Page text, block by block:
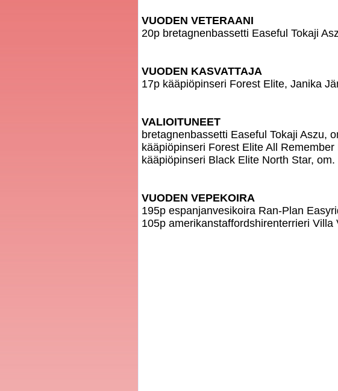
VUODEN VETERAANI
20p bretagnenbassetti Easeful Tokaji
VUODEN KASVATTAJA
17p kääpiöpinseri Forest Elite, Janika
VALIOITUNEET
bretagnenbassetti Easeful Tokaji Aszu,
kääpiöpinseri Forest Elite All
kääpiöpinseri Black Elite North Star,
VUODEN VEPEKOIRA
195p espanjanvesikoira Ran-Plan
105p amerikanstaffordshirenterrieri